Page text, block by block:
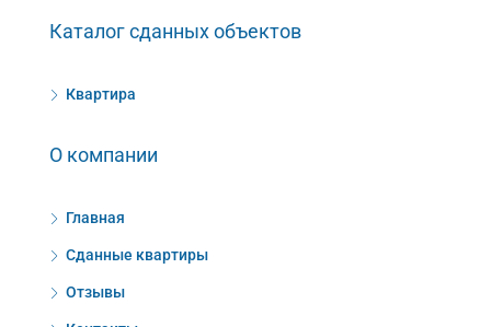
Каталог сданных объектов
Квартира
О компании
Главная
Сданные квартиры
Отзывы